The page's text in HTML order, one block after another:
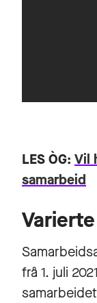
LES ÒG: Vil
samarbeid
frå 1. juli